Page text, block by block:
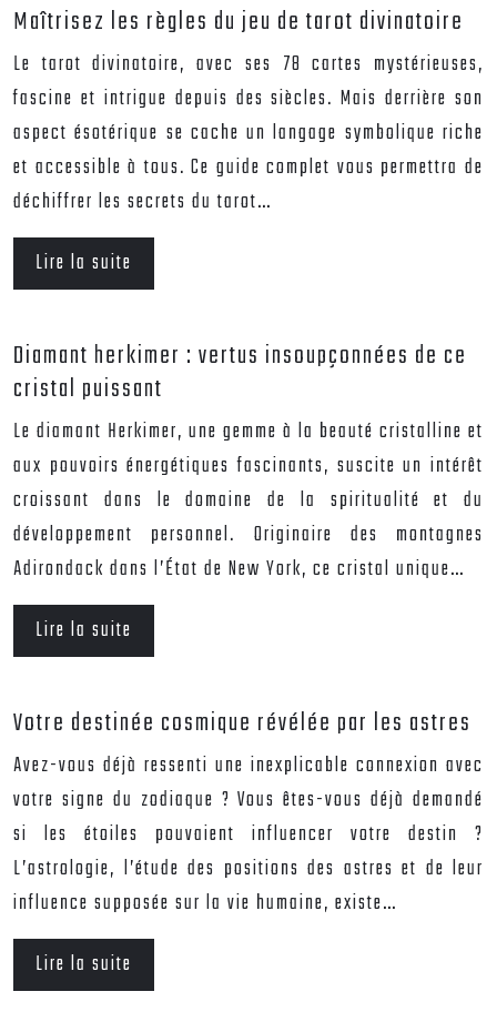
Maîtrisez les règles du jeu de tarot divinatoire
Le tarot divinatoire, avec ses 78 cartes mystérieuses,
fascine et intrigue depuis des siècles. Mais derrière son
aspect ésotérique se cache un langage symbolique riche
et accessible à tous. Ce guide complet vous permettra de
déchiffrer les secrets du tarot…
Lire la suite
Diamant herkimer : vertus insoupçonnées de ce
cristal puissant
Le diamant Herkimer, une gemme à la beauté cristalline et
aux pouvoirs énergétiques fascinants, suscite un intérêt
croissant dans le domaine de la spiritualité et du
développement personnel. Originaire des montagnes
Adirondack dans l’État de New York, ce cristal unique…
Lire la suite
Votre destinée cosmique révélée par les astres
Avez-vous déjà ressenti une inexplicable connexion avec
votre signe du zodiaque ? Vous êtes-vous déjà demandé
si les étoiles pouvaient influencer votre destin ?
L’astrologie, l’étude des positions des astres et de leur
influence supposée sur la vie humaine, existe…
Lire la suite